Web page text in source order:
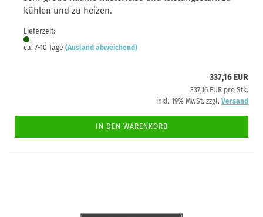
kühlen und zu heizen.
Lieferzeit:
ca. 7-10 Tage (Ausland abweichend)
337,16 EUR
337,16 EUR pro Stk.
inkl. 19% MwSt. zzgl. Versand
IN DEN WARENKORB